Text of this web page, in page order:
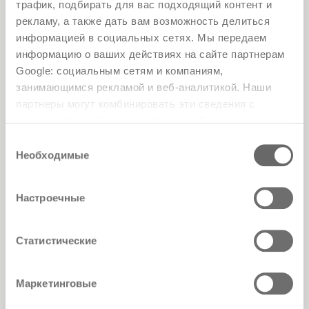
трафик, подбирать для вас подходящий контент и
рекламу, а также дать вам возможность делиться
информацией в социальных сетях. Мы передаем
информацию о ваших действиях на сайте партнерам
Google: социальным сетям и компаниям,
занимающимся рекламой и веб-аналитикой. Наши
вами их сервисов.
согласия
Необходимые
Настроечные
Статистические
Маркетинговые
Pier Luigi Frighetto
designed by Pier Luigi Frighetto